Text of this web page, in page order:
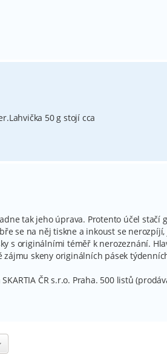
50 g stojí cca
tak jeho úprava. Protento účel stačí
se na něj tiskne a inkoust se
s originálními téměř k nerozeznání.
skeny originálních pásek
ČR s.r.o. Praha. 500 listů